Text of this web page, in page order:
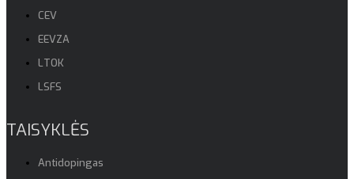
CEV
EEVZA
LTOK
LSFS
TAISYKLĖS
Antidopingas